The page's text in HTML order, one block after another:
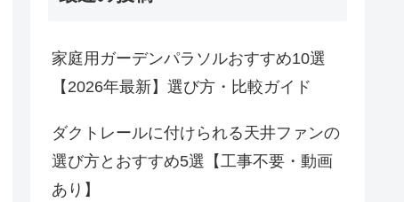
家庭用ガーデンパラソルおすすめ10選
【2026年最新】選び方・比較ガイド
ダクトレールに付けられる天井ファンの
選び方とおすすめ5選【工事不要・動画
あり】